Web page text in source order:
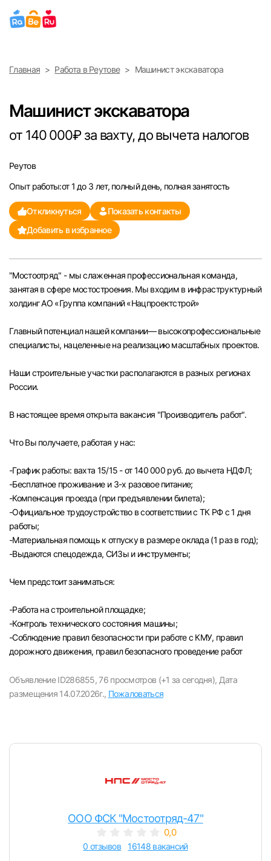
Выберите город
Санкт-Петербург
Ижевск
Екатеринбург
Саратов
Казань
Челябинск
Самара
Оренбург
Волгоград
Ульяновск
Курган
Уфа
Главная Работа в Реутове Машинист экскаватора
Машинист экскаватора
от 140 000₽ за вахту, до вычета налогов
Реутов
Опыт работы:от 1 до 3 лет, полный день, полная занятость
Откликнуться
Показать контакты
Добавить в избранное
"Мостоотряд" - мы слаженная профессиональная команда,
занятая в сфере мостостроения. Мы входим в инфраструктурный
холдинг АО «Группа компаний «Нацпроектстрой»
Главный потенциал нашей компании— высокопрофессиональные
специалисты, нацеленные на реализацию масштабных проектов.
Наши строительные участки располагаются в разных регионах
России.
В настоящее время открыта вакансия "Производитель работ".
Что Вы получаете, работая у нас:
-График работы: вахта 15/15 - от 140 000 руб. до вычета НДФЛ;
-Бесплатное проживание и 3-х разовое питание;
-Компенсация проезда (при предъявлении билета);
-Официальное трудоустройство в соответствии с ТК РФ с 1 дня
работы;
-Материальная помощь к отпуску в размере оклада (1 раз в год);
-Выдаются спецодежда, СИЗы и инструменты;
Чем предстоит заниматься:
-Paбота на строительной площадке;
-Контроль технического состояния машины;
-Соблюдение правил безопасности при работе с КМУ, правил
дорожного движения, правил безопасного проведение работ
Объявление ID286855,76 просмотров (+1 за сегодня), Дата
размещения 14.07.2026г., Пожаловаться
ООО ФСК "Мостоотряд-47"
0,0
0 отзывов 16148 вакансий